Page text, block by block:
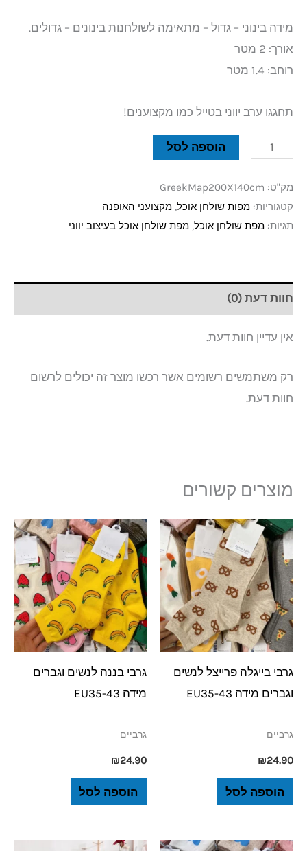
מידה בינוני – גדול – מתאימה לשולחנות בינונים – גדולים.
אורך: 2 מטר
רוחב: 1.4 מטר
תחגגו ערב יווני בטייל כמו מקצוענים!
הוספה לסל
מק"ט: GreekMap200X140cm
קטגוריות: מפות שולחן אוכל, מקצועני האופנה
תגיות: מפת שולחן אוכל, מפת שולחן אוכל בעיצוב יווני
חוות דעת (0)
אין עדיין חוות דעת.
רק משתמשים רשומים אשר רכשו מוצר זה יכולים לרשום
חוות דעת.
מוצרים קשורים
גרבי בייגלה פרייצל לנשים
וגברים מידה EU35-43
גרביים
₪24.90
הוספה לסל
גרבי בננה לנשים וגברים
מידה EU35-43
גרביים
₪24.90
הוספה לסל